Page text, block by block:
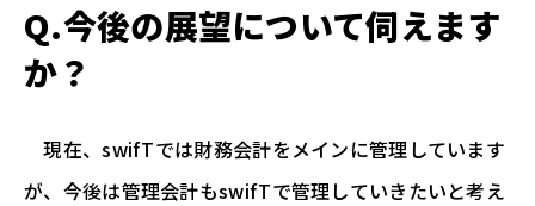
Q.今後の展望について伺えます
か？
現在、swifTでは財務会計をメインに管理しています
が、今後は管理会計もswifTで管理していきたいと考え